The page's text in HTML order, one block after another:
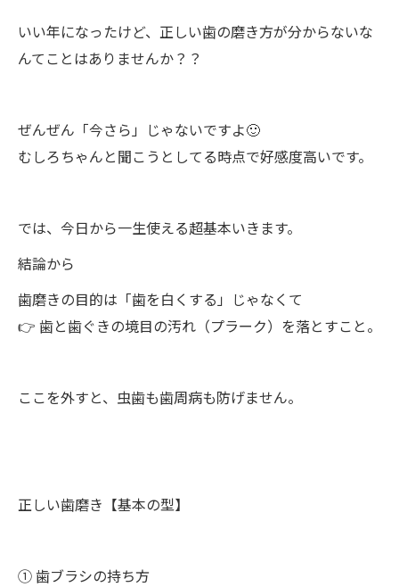
いい年になったけど、正しい歯の磨き方が分からないな
んてことはありませんか？？
ぜんぜん「今さら」じゃないですよ🙂
むしろちゃんと聞こうとしてる時点で好感度高いです。
では、今日から一生使える超基本いきます。
結論から
歯磨きの目的は「歯を白くする」じゃなくて
👉 歯と歯ぐきの境目の汚れ（プラーク）を落とすこと。
ここを外すと、虫歯も歯周病も防げません。
正しい歯磨き【基本の型】
① 歯ブラシの持ち方